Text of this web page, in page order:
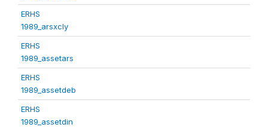
ERHS
1989_arsxcly
ERHS
1989_assetars
ERHS
1989_assetdeb
ERHS
1989_assetdin